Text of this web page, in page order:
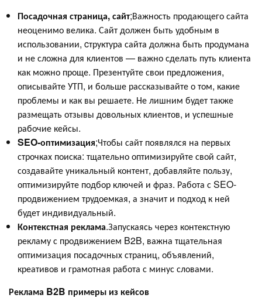
Посадочная страница, сайт;Важность продающего сайта
неоценимо велика. Сайт должен быть удобным в
использовании, cтруктура сайта должна быть продумана
и не сложна для клиентов — важно сделать путь клиента
как можно проще. Презентуйте свои предложения,
описывайте УТП, и больше рассказывайте о том, какие
проблемы и как вы решаете. Не лишним будет также
размещать отзывы довольных клиентов, и успешные
рабочие кейсы.
SEO-оптимизация;Чтобы сайт появлялся на первых
строчках поиска: тщательно оптимизируйте свой сайт,
создавайте уникальный контент, добавляйте пользу,
оптимизируйте подбор ключей и фраз. Работа с SEO-
продвижением трудоемкая, а значит и подход к ней
будет индивидуальный.
Контекстная реклама.Запускаясь через контекстную
рекламу с продвижением B2B, важна тщательная
оптимизация посадочных страниц, объявлений,
креативов и грамотная работа с минус словами.
Реклама B2B примеры из кейсов